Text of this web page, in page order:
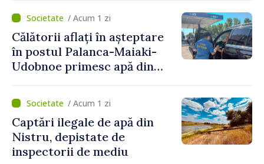
Naționale de Apărare pentru
perioada 2024–2034,
publicat în Monitorul Oficial
/ Acum 1 zi
Călătorii aflați în așteptare
în postul Palanca-Maiaki-
Udobnoe primesc apă din
și a polițiștilor de frontieră
/ Acum 1 zi
Captări ilegale de apă din
Nistru, depistate de
inspectorii de mediu